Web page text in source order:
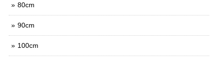
80cm
90cm
100cm